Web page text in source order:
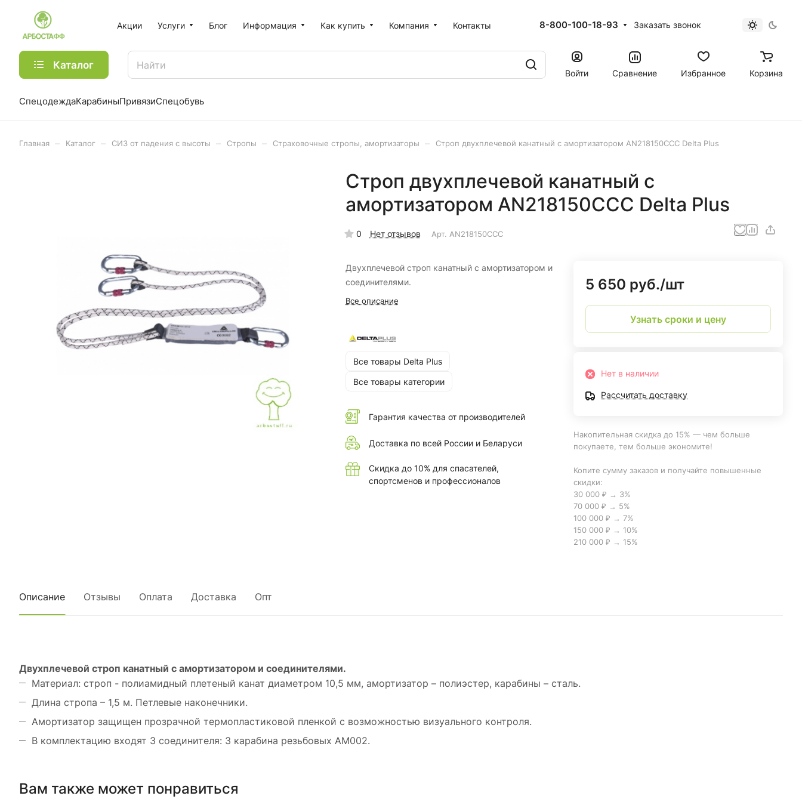
Акции Услуги Блог Информация Как купить Компания Контакты 8-800-100-18-93 Заказать звонок
Каталог
Войти Сравнение Избранное Корзина
СпецодеждаКарабиныПривязиСпецобувь
Главная Каталог СИЗ от падения с высоты Стропы Страховочные стропы, амортизаторы Строп двухплечевой канатный с амортизатором AN218150CCC Delta Plus
Строп двухплечевой канатный с
амортизатором AN218150CCC Delta Plus
0 Нет отзывов Арт. AN218150CCC
Двухплечевой строп канатный с амортизатором и
соединителями.
Все описание
Все товары Delta Plus
Все товары категории
Гарантия качества от производителей
Доставка по всей России и Беларуси
Скидка до 10% для спасателей,
спортсменов и профессионалов
5 650 руб./шт
Узнать сроки и цену
Нет в наличии
Рассчитать доставку
Накопительная скидка до 15% — чем больше
покупаете, тем больше экономите!
Копите сумму заказов и получайте повышенные
скидки:
30 000 ₽ → 3%
70 000 ₽ → 5%
100 000 ₽ → 7%
150 000 ₽ → 10%
210 000 ₽ → 15%
Описание Отзывы Оплата Доставка Опт
Двухплечевой строп канатный с амортизатором и соединителями.
Материал: строп - полиамидный плетеный канат диаметром 10,5 мм, амортизатор – полиэстер, карабины – сталь.
Длина стропа – 1,5 м. Петлевые наконечники.
Амортизатор защищен прозрачной термопластиковой пленкой с возможностью визуального контроля.
В комплектацию входят 3 соединителя: 3 карабина резьбовых АМ002.
Вам также может понравиться